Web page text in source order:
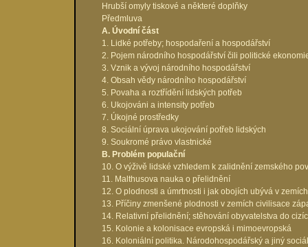
Hrubší omyly tiskové a některé doplňky
Předmluva
A. Úvodní část
1. Lidké potřeby; hospodaření a hospodářství
2. Pojem národního hospodářství čili politické
3. Vznik a vývoj národního hospodářství
4. Obsah vědy národního hospodářství
5. Povaha a roztřídění lidských potřeb
6. Ukojováni a intensity potřeb
7. Úkojné prostředky
8. Sociální úprava ukojování potřeb lidských
9. Soukromé právo vlastnické
B. Problém populační
10. O výživě lidské vzhledem k zalidnění zemského
11. Malthusova nauka o přelidnění
12. O plodnosti a úmrtnosti i jak obojích ubývá v
13. Příčiny zmenšené plodnosti v zemích civilisace
14. Relativní přelidnění; stěhování obyvatelstva do
15. Kolonie a kolonisace evropská i mimoevropská
16. Koloniální politika. Národohospodářský a jiný